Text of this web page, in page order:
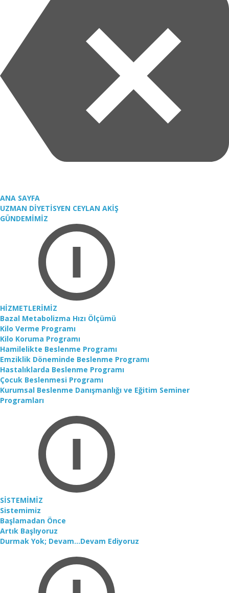
ANA SAYFA
UZMAN DİYETİSYEN CEYLAN AKİŞ
GÜNDEMİMİZ
HİZMETLERİMİZ
Bazal Metabolizma Hızı Ölçümü
Kilo Verme Programı
Kilo Koruma Programı
Hamilelikte Beslenme Programı
Emziklik Döneminde Beslenme Programı
Hastalıklarda Beslenme Programı
Çocuk Beslenmesi Programı
Kurumsal Beslenme Danışmanlığı ve Eğitim Seminer
Programları
SİSTEMİMİZ
Sistemimiz
Başlamadan Önce
Artık Başlıyoruz
Durmak Yok; Devam...Devam Ediyoruz